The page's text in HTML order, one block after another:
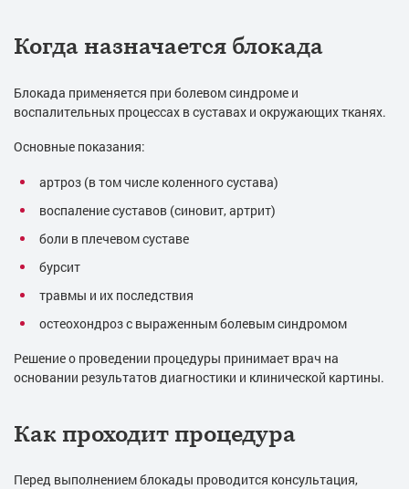
Когда назначается блокада
Блокада применяется при болевом синдроме и
воспалительных процессах в суставах и окружающих тканях.
Основные показания:
артроз (в том числе коленного сустава)
воспаление суставов (синовит, артрит)
боли в плечевом суставе
бурсит
травмы и их последствия
остеохондроз с выраженным болевым синдромом
Решение о проведении процедуры принимает врач на
основании результатов диагностики и клинической картины.
Как проходит процедура
Перед выполнением блокады проводится консультация,